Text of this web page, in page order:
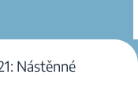
Nástěnné